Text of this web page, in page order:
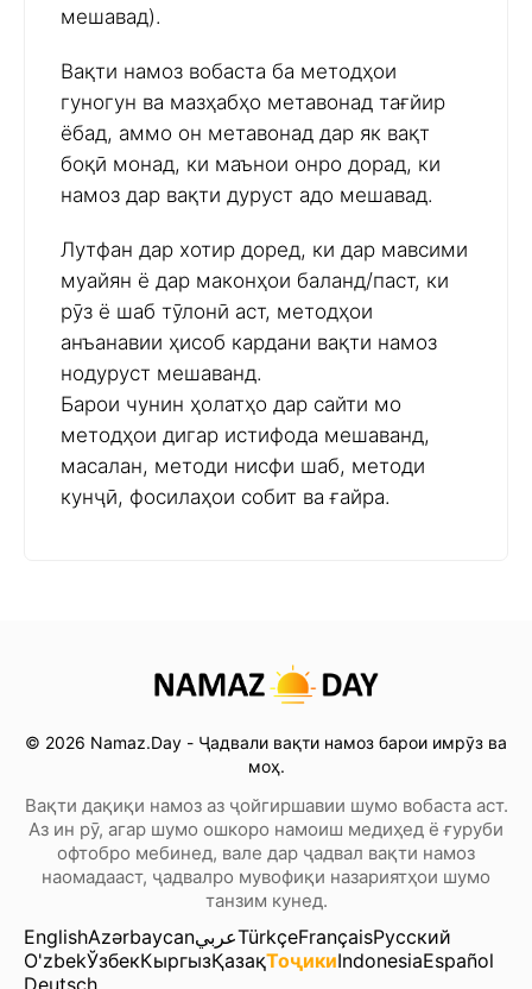
мешавад).
Вақти намоз вобаста ба методҳои
гуногун ва мазҳабҳо метавонад тағйир
ёбад, аммо он метавонад дар як вақт
боқӣ монад, ки маънои онро дорад, ки
намоз дар вақти дуруст адо мешавад.
Лутфан дар хотир доред, ки дар мавсими
муайян ё дар маконҳои баланд/паст, ки
рӯз ё шаб тӯлонӣ аст, методҳои
анъанавии ҳисоб кардани вақти намоз
нодуруст мешаванд.
Барои чунин ҳолатҳо дар сайти мо
методҳои дигар истифода мешаванд,
масалан, методи нисфи шаб, методи
кунҷӣ, фосилаҳои собит ва ғайра.
© 2026 Namaz.Day - Ҷадвали вақти намоз барои имрӯз ва
моҳ.
Вақти дақиқи намоз аз ҷойгиршавии шумо вобаста аст.
Аз ин рӯ, агар шумо ошкоро намоиш медиҳед ё ғуруби
офтобро мебинед, вале дар ҷадвал вақти намоз
наомадааст, ҷадвалро мувофиқи назариятҳои шумо
танзим кунед.
EnglishAzərbaycanعربيTürkçeFrançaisРусский
O'zbekЎзбекКыргызҚазақТоҷикиIndonesiaEspañol